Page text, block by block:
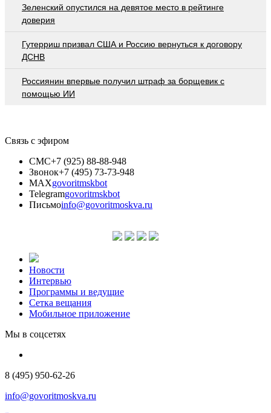
Зеленский опустился на девятое место в рейтинге
доверия
Гутерриш призвал США и Россию вернуться к договору
ДСНВ
Россиянин впервые получил штраф за борщевик с
помощью ИИ
Связь с эфиром
СМС+7 (925) 88-88-948
Звонок+7 (495) 73-73-948
MAXgovoritmskbot
Telegramgovoritmskbot
Письмоinfo@govoritmoskva.ru
Новости
Интервью
Программы и ведущие
Сетка вещания
Мобильное приложение
Мы в соцсетях
8 (495) 950-62-26
info@govoritmoskva.ru